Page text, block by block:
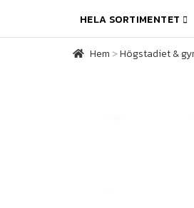
HELA SORTIMENTET
Hem >Högstadiet &